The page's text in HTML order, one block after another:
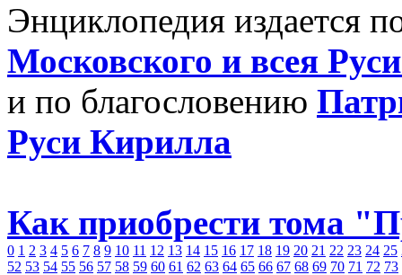
Энциклопедия издается
Московского и всея
и по благословению
Руси Кирилла
Как приобрести тома
0 1 2 3 4 5 6 7 8 9 10 11 12 13 14 15 16 17 18 19 20 21 22 23 24 25
52 53 54 55 56 57 58 59 60 61 62 63 64 65 66 67 68 69 70 71 72 73